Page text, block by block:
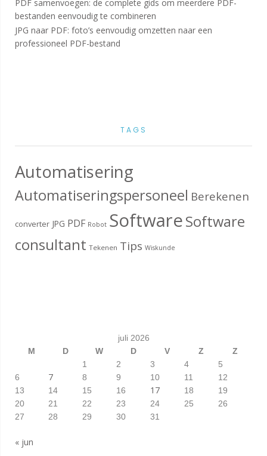
PDF samenvoegen: de complete gids om meerdere PDF-
bestanden eenvoudig te combineren
JPG naar PDF: foto’s eenvoudig omzetten naar een
professioneel PDF-bestand
TAGS
Automatisering
Automatiseringspersoneel Berekenen
converter JPG PDF Robot SoftwareSoftware
consultant Tekenen Tips Wiskunde
juli 2026
M
D W D V Z
Z
1
2 3 4
5
6
7 8 9 10 11
12
13
14 15 16 17 18
19
20
21 22 23 24 25
26
27
28 29 30 31
« jun